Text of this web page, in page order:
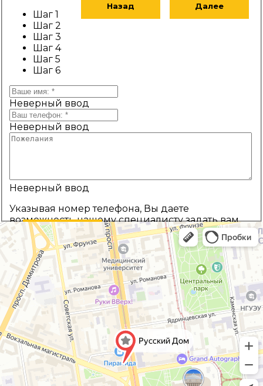
Назад Далее
Шаг 1
Шаг 2
Шаг 3
Шаг 4
Шаг 5
Шаг 6
Неверный ввод
Неверный ввод
Неверный ввод
Указывая номер телефона, Вы даете
возможность нашему специалисту задать вам
уточняющие вопросы и предложить выбор
наиболее подходящей комплектации
Назад Рассчитать цену